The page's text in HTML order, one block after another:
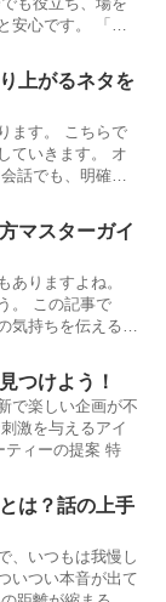
安心です。 「む
上がるネタを
ます。 こちらで
ていきます。 オ
話でも、明確な
マスターガイ
ありますよね。
。 この記事で
気持ちを伝える方
つけよう！
で楽しい企画が不
激を与えるアイ
ティーの提案 特
は？話の上手
、いつもは我慢し
いつい本音が出て